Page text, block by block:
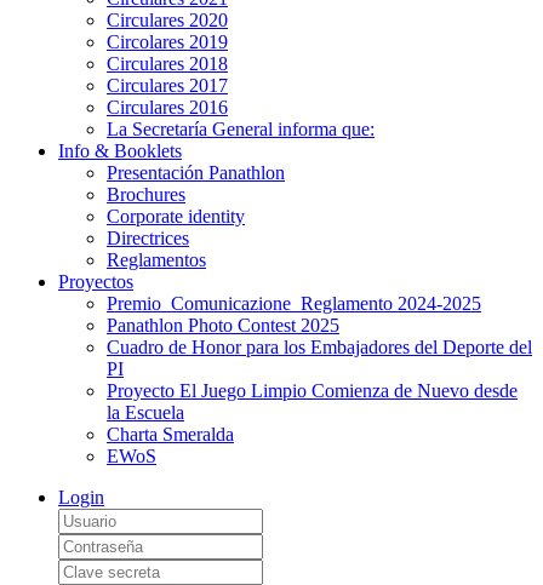
Circulares 2020
Circolares 2019
Circulares 2018
Circulares 2017
Circulares 2016
La Secretaría General informa que:
Info & Booklets
Presentación Panathlon
Brochures
Corporate identity
Directrices
Reglamentos
Proyectos
Premio_Comunicazione_Reglamento 2024-2025
Panathlon Photo Contest 2025
Cuadro de Honor para los Embajadores del Deporte del
PI
Proyecto El Juego Limpio Comienza de Nuevo desde
la Escuela
Charta Smeralda
EWoS
Login